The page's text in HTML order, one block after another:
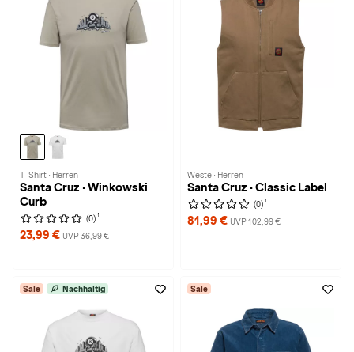
T-Shirt · Herren
Santa Cruz · Winkowski
Curb
(0) 1
23,99 € UVP 36,99 €
Weste · Herren
Santa Cruz · Classic Label
(0) 1
81,99 € UVP 102,99 €
Sale Nachhaltig Sale